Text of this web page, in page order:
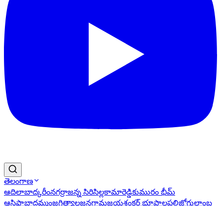
తెలంగాణ
ఆదిలాబాద్కరీంనగర్రాజన్న సిరిసిల్లకామారెడ్డికుమురం భీమ్
ఆసిఫాబాద్ఖమ్మంజగిత్యాలజనగామజయశంకర్ భూపాలపల్లిజోగులాంబ